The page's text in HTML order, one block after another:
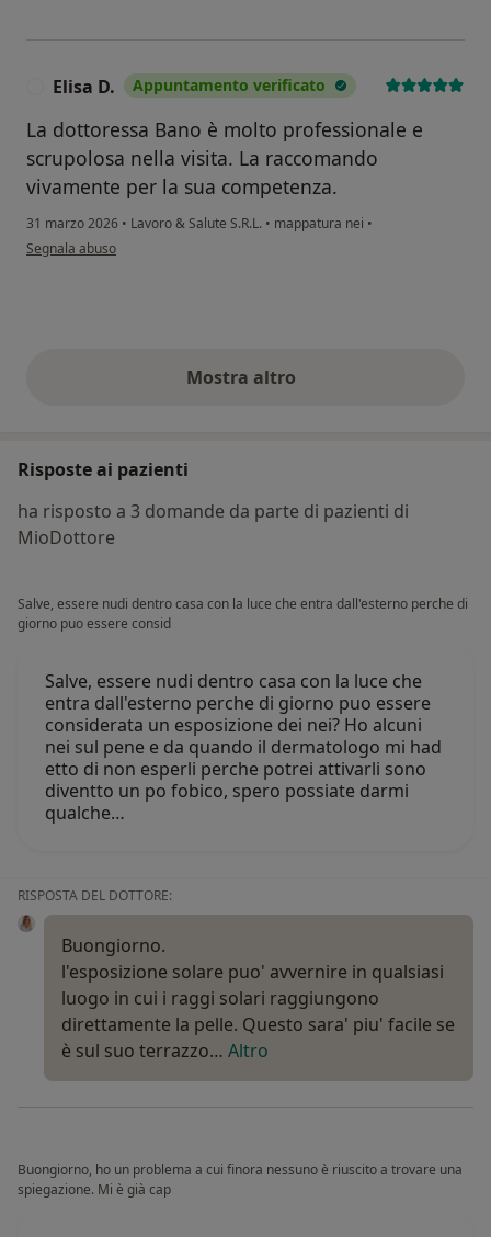
Elisa D. Appuntamento verificato
La dottoressa Bano è molto professionale e
scrupolosa nella visita. La raccomando
vivamente per la sua competenza.
31 marzo 2026 • Lavoro & Salute S.R.L. • mappatura nei •
secondo l'opinione dell'utente Elisa D.
Segnala abuso
Mostra altroopinioni di cui sopra
Risposte ai pazienti
ha risposto a 3 domande da parte di pazienti di
MioDottore
Salve, essere nudi dentro casa con la luce che entra dall'esterno perche di
giorno puo essere consid
Salve, essere nudi dentro casa con la luce che
entra dall'esterno perche di giorno puo essere
considerata un esposizione dei nei? Ho alcuni
nei sul pene e da quando il dermatologo mi had
etto di non esperli perche potrei attivarli sono
diventto un po fobico, spero possiate darmi
qualche…
RISPOSTA DEL DOTTORE:
Buongiorno.
l'esposizione solare puo' avvernire in qualsiasi
luogo in cui i raggi solari raggiungono
direttamente la pelle. Questo sara' piu' facile se
è sul suo terrazzo… Altro
Buongiorno, ho un problema a cui finora nessuno è riuscito a trovare una
spiegazione. Mi è già cap